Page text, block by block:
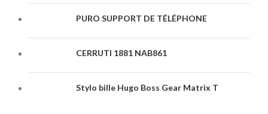
PURO SUPPORT DE TÉLÉPHONE
CERRUTI 1881 NAB861
Stylo bille Hugo Boss Gear Matrix T